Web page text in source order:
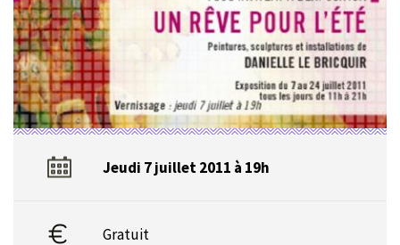
Jeudi 7 juillet 2011 à 19h
Gratuit